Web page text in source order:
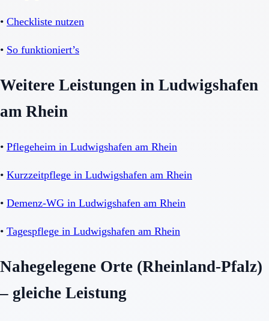
• Checkliste nutzen
• So funktioniert’s
Weitere Leistungen in Ludwigshafen
am Rhein
• Pflegeheim in Ludwigshafen am Rhein
• Kurzzeitpflege in Ludwigshafen am Rhein
• Demenz-WG in Ludwigshafen am Rhein
• Tagespflege in Ludwigshafen am Rhein
Nahegelegene Orte (Rheinland-Pfalz)
– gleiche Leistung